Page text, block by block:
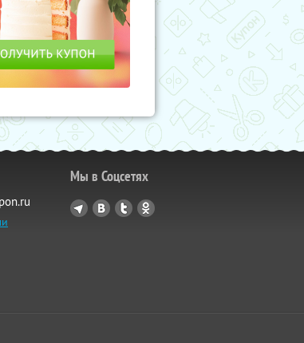
Мы в Соцсетях